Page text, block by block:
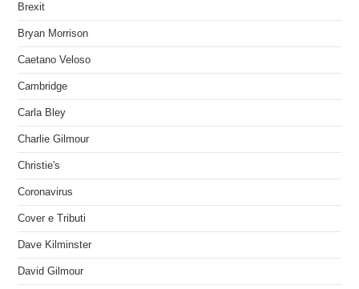
Brexit
Bryan Morrison
Caetano Veloso
Cambridge
Carla Bley
Charlie Gilmour
Christie's
Coronavirus
Cover e Tributi
Dave Kilminster
David Gilmour